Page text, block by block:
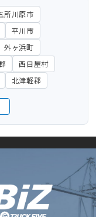
所川原市
平川市
外ヶ浜町
西目屋村
北津軽郡